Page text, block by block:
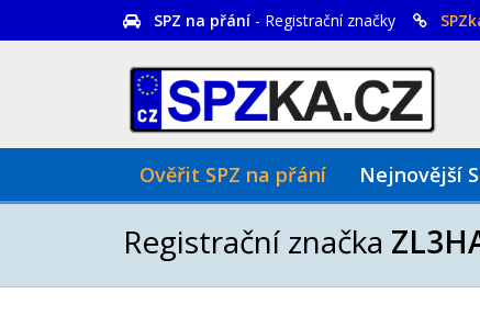
SPZ na přání - Registrační značky
Ověřit SPZ na přání Nejnovější
Registrační značka